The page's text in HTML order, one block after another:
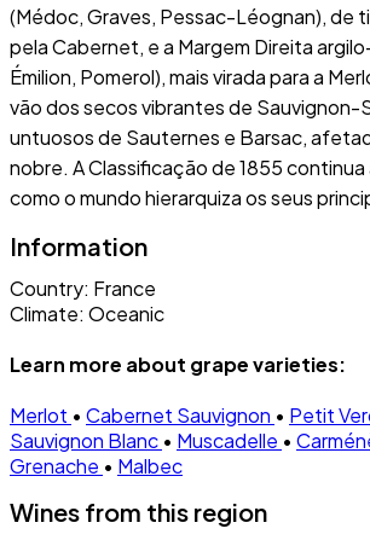
(Médoc, Graves, Pessac-Léognan), de
pela Cabernet, e a Margem Direita
Émilion, Pomerol), mais virada para a
vão dos secos vibrantes de Sauvignon-
untuosos de Sauternes e Barsac,
nobre. A Classificação de 1855 continua
como o mundo hierarquiza os seus
Information
Country: France
Climate: Oceanic
Learn more about grape varieties:
Merlot • Cabernet Sauvignon • Petit
Sauvignon Blanc • Muscadelle •
Grenache • Malbec
Wines from this region